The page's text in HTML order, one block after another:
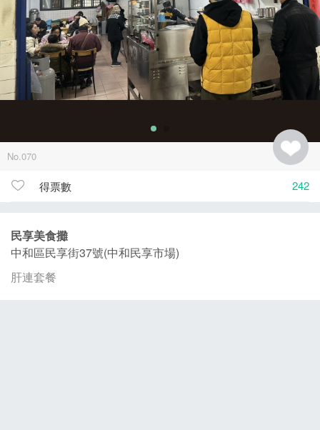
No.070
得票數 242
民享美食攤
中和區民享街37號(中和民享市場)
肝連套餐